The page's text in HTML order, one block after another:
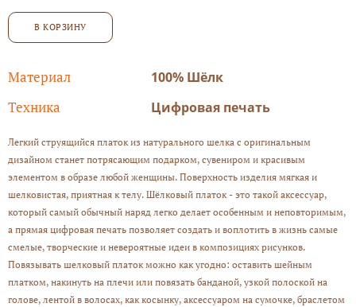
В КОРЗИНУ
Материал 100% Шёлк
Техника Цифровая печать
Легкий струящийся платок из натурального шелка с оригинальным
дизайном станет потрясающим подарком, сувениром и красивым
элементом в образе любой женщины. Поверхность изделия мягкая и
шелковистая, приятная к телу. Шёлковый платок - это такой аксессуар,
который самый обычный наряд легко делает особенным и неповторимым,
а прямая цифровая печать позволяет создать и воплотить в жизнь самые
смелые, творческие и невероятные идеи в композициях рисунков.
Повязывать шелковый платок можно как угодно: оставить шейным
платком, накинуть на плечи или повязать банданой, узкой полоской на
голове, лентой в волосах, как косынку, аксессуаром на сумочке, браслетом